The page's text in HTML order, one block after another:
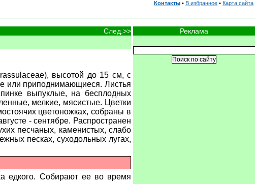
Контакты • В избранное • Карта сайта
След.>>
высотой до 15 см, с
или приподнимающиеся. Листья
выпуклые, на бесплодных
мелкие, мясистые. Цветки
цветоножках, собраны в
- сентябре. Распространен
песчаных, каменистых, слабо
песках, суходольных лугах,
едкого. Собирают ее во время
Реклама